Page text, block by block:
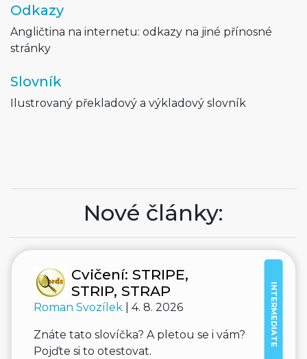
Odkazy
Angličtina na internetu: odkazy na jiné přínosné
stránky
Slovník
Ilustrovaný překladový a výkladový slovník
Nové články:
INTERMEDIATE
Cvičení: STRIPE,
STRIP, STRAP
Roman Svozílek | 4. 8. 2026
Znáte tato slovíčka? A pletou se i vám?
Pojďte si to otestovat.